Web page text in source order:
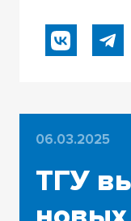
06.03.2025
ТГУ